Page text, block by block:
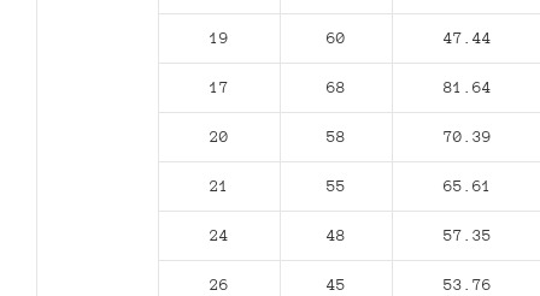
19 60 47.44
17 68 81.64
20 58 70.39
21 55 65.61
24 48 57.35
26 45 53.76